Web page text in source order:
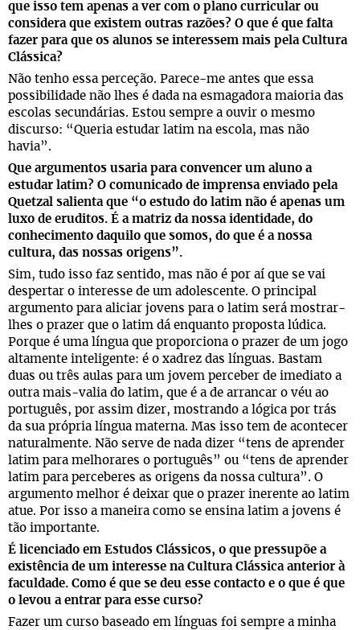
que isso tem apenas a ver com o plano curricular ou
considera que existem outras razões? O que é que falta
fazer para que os alunos se interessem mais pela Cultura
Clássica?
Não tenho essa perceção. Parece-me antes que essa
possibilidade não lhes é dada na esmagadora maioria das
escolas secundárias. Estou sempre a ouvir o mesmo
discurso: “Queria estudar latim na escola, mas não
havia”.
Que argumentos usaria para convencer um aluno a
estudar latim? O comunicado de imprensa enviado pela
Quetzal salienta que “o estudo do latim não é apenas um
luxo de eruditos. É a matriz da nossa identidade, do
conhecimento daquilo que somos, do que é a nossa
cultura, das nossas origens”.
Sim, tudo isso faz sentido, mas não é por aí que se vai
despertar o interesse de um adolescente. O principal
argumento para aliciar jovens para o latim será mostrar-
lhes o prazer que o latim dá enquanto proposta lúdica.
Porque é uma língua que proporciona o prazer de um jogo
altamente inteligente: é o xadrez das línguas. Bastam
duas ou três aulas para um jovem perceber de imediato a
outra mais-valia do latim, que é a de arrancar o véu ao
português, por assim dizer, mostrando a lógica por trás
da sua própria língua materna. Mas isso tem de acontecer
naturalmente. Não serve de nada dizer “tens de aprender
latim para melhorares o português” ou “tens de aprender
latim para perceberes as origens da nossa cultura”. O
argumento melhor é deixar que o prazer inerente ao latim
atue. Por isso a maneira como se ensina latim a jovens é
tão importante.
É licenciado em Estudos Clássicos, o que pressupõe a
existência de um interesse na Cultura Clássica anterior à
faculdade. Como é que se deu esse contacto e o que é que
o levou a entrar para esse curso?
Fazer um curso baseado em línguas foi sempre a minha